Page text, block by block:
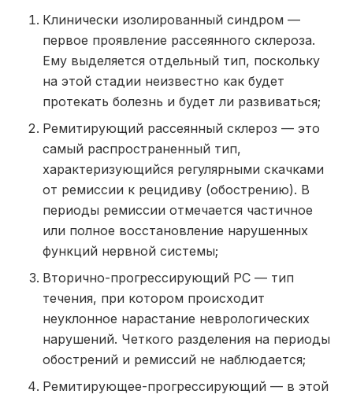
Клинически изолированный синдром —
первое проявление рассеянного склероза.
Ему выделяется отдельный тип, поскольку
на этой стадии неизвестно как будет
протекать болезнь и будет ли развиваться;
Ремитирующий рассеянный склероз — это
самый распространенный тип,
характеризующийся регулярными скачками
от ремиссии к рецидиву (обострению). В
периоды ремиссии отмечается частичное
или полное восстановление нарушенных
функций нервной системы;
Вторично-прогрессирующий РС — тип
течения, при котором происходит
неуклонное нарастание неврологических
нарушений. Четкого разделения на периоды
обострений и ремиссий не наблюдается;
Ремитирующее-прогрессирующий — в этой